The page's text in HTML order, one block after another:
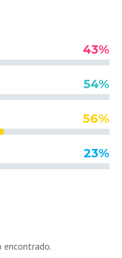
43%
54%
56%
23%
encontrado.